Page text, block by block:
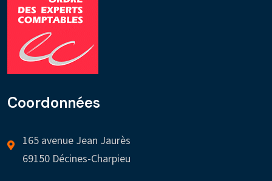
Coordonnées
165 avenue Jean Jaurès
69150 Décines-Charpieu